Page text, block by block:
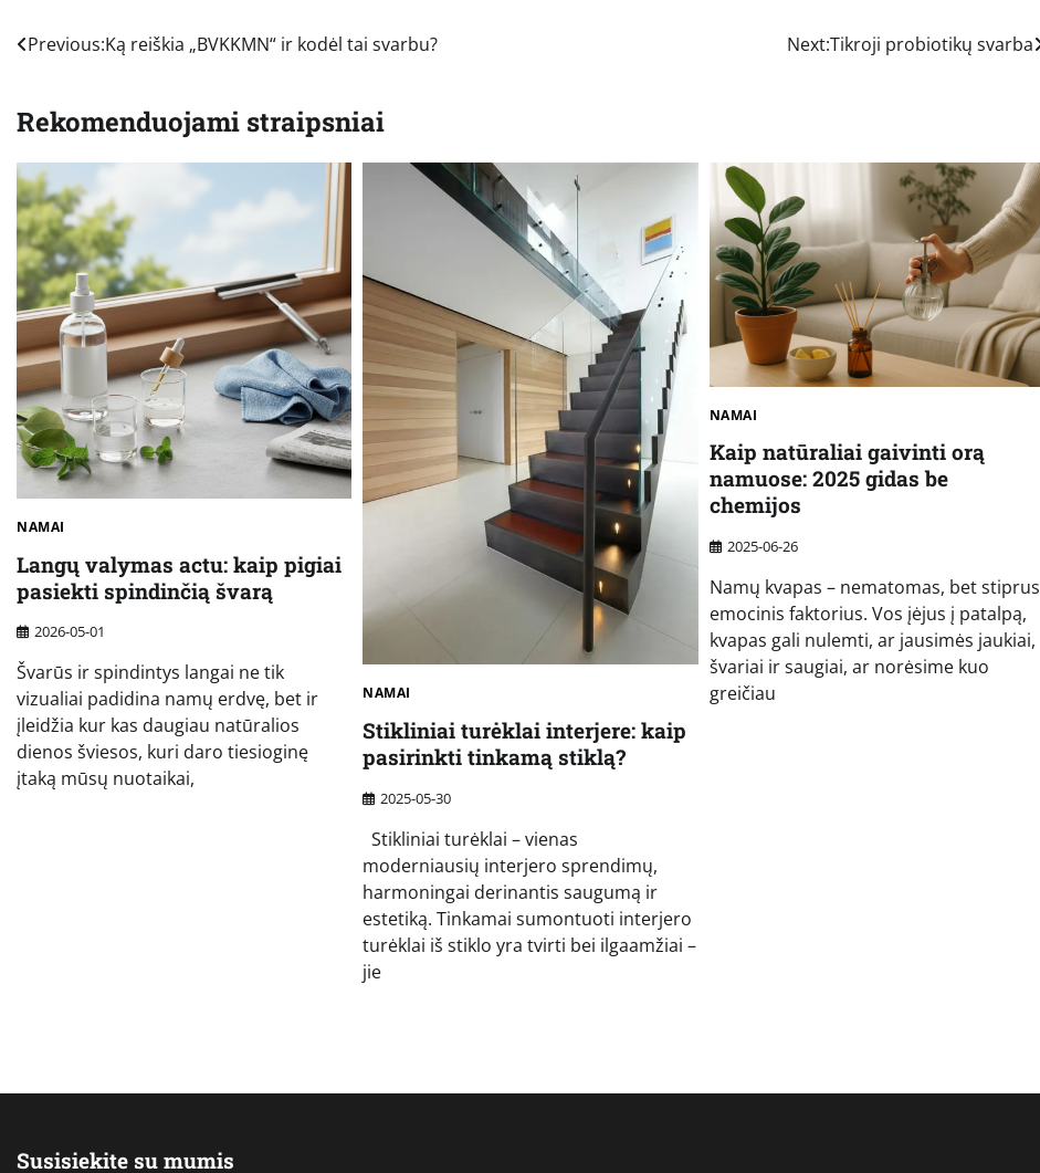
Navigacija
įrašų
Previous:Ką reiškia „BVKKMN“ ir kodėl tai svarbu? Next:Tikroji probiotikų svarba
Rekomenduojami straipsniai
NAMAI
Langų valymas actu: kaip pigiai
pasiekti spindinčią švarą
2026-05-01
Švarūs ir spindintys langai ne tik
vizualiai padidina namų erdvę, bet ir
įleidžia kur kas daugiau natūralios
dienos šviesos, kuri daro tiesioginę
įtaką mūsų nuotaikai,
NAMAI
Stikliniai turėklai interjere: kaip
pasirinkti tinkamą stiklą?
2025-05-30
Stikliniai turėklai – vienas
moderniausių interjero sprendimų,
harmoningai derinantis saugumą ir
estetiką. Tinkamai sumontuoti interjero
turėklai iš stiklo yra tvirti bei ilgaamžiai –
jie
NAMAI
Kaip natūraliai gaivinti orą
namuose: 2025 gidas be
chemijos
2025-06-26
Namų kvapas – nematomas, bet stiprus
emocinis faktorius. Vos įėjus į patalpą,
kvapas gali nulemti, ar jausimės jaukiai,
švariai ir saugiai, ar norėsime kuo
greičiau
Susisiekite su mumis